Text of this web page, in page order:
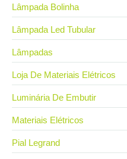
Lâmpada Bolinha
Lâmpada Led Tubular
Lâmpadas
Loja De Materiais Elétricos
Luminária De Embutir
Materiais Elétricos
Pial Legrand